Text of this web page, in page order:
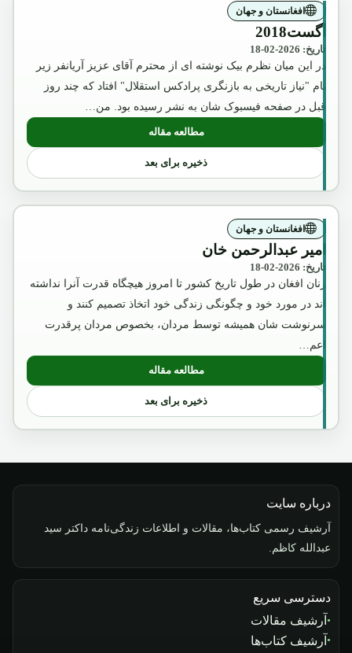
افغانستان و جهان
آگست2018
تاریخ: 2026-02-18
در این میان نظرم بیک نوشته ای از محترم آقای عزیز آریانفر زیر
نام "نیاز تاریخی به بازنگری پرادکس استقلال" افتاد که چند روز
قبل در صفحه فیسبوک شان به نشر رسیده بود. من…
مطالعه مقاله
: آگست2018
ذخیره برای بعد
افغانستان و جهان
امیر عبدالرحمن خان
تاریخ: 2026-02-18
زنان افغان در طول تاریخ کشور تا امروز هیچگاه قدرت آنرا نداشته
اند در مورد خود و چگونگی زندگی خود اتخاذ تصمیم کنند و
سرنوشت شان همیشه توسط مردان، بخصوص مردان پرقدرت
اعم…
مطالعه مقاله: امیر عبدالرحمن خان
ذخیره برای بعد
درباره سایت
آرشیف رسمی کتاب‌ها، مقالات و اطلاعات زندگی‌نامه داکتر سید
عبدالله کاظم.
دسترسی سریع
آرشیف مقالات
آرشیف کتاب‌ها